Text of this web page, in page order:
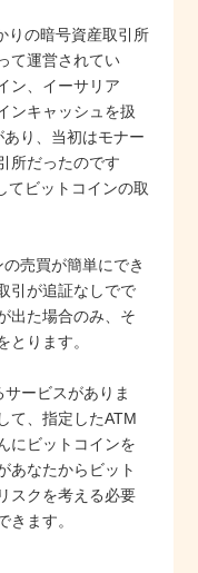
りの暗号資産取引所
て運営されてい
ン、イーサリア
ンキャッシュを扱
り、当初はモナー
所だったのです
てビットコインの取
売買が簡単にでき
引が追証なしでで
出た場合のみ、そ
とります。
ービスがありま
て、指定したATM
にビットコインを
あなたからビット
スクを考える必要
きます。